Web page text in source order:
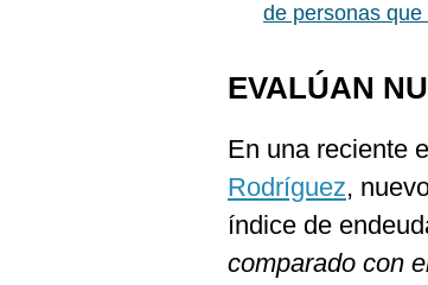
de personas que
EVALÚAN
En una reciente
Rodríguez,
índice de
comparado con